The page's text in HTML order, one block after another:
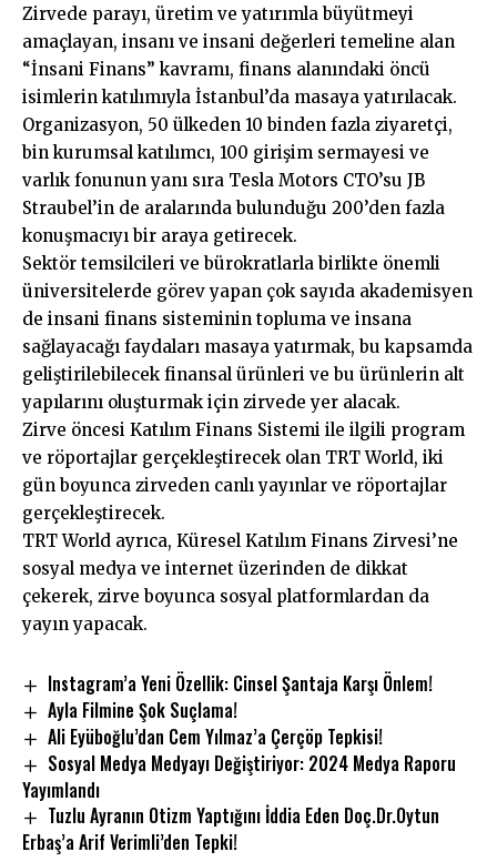
Zirvede parayı, üretim ve yatırımla büyütmeyi
amaçlayan, insanı ve insani değerleri temeline alan
“İnsani Finans” kavramı, finans alanındaki öncü
isimlerin katılımıyla İstanbul’da masaya yatırılacak.
Organizasyon, 50 ülkeden 10 binden fazla ziyaretçi,
bin kurumsal katılımcı, 100 girişim sermayesi ve
varlık fonunun yanı sıra Tesla Motors CTO’su JB
Straubel’in de aralarında bulunduğu 200’den fazla
konuşmacıyı bir araya getirecek.
Sektör temsilcileri ve bürokratlarla birlikte önemli
üniversitelerde görev yapan çok sayıda akademisyen
de insani finans sisteminin topluma ve insana
sağlayacağı faydaları masaya yatırmak, bu kapsamda
geliştirilebilecek finansal ürünleri ve bu ürünlerin alt
yapılarını oluşturmak için zirvede yer alacak.
Zirve öncesi Katılım Finans Sistemi ile ilgili program
ve röportajlar​​ gerçekleştirecek olan TRT World, iki
gün boyunca zirveden canlı yayınlar ve röportajlar
gerçekleştirecek.
TRT World ayrıca, Küresel Katılım Finans Zirvesi’ne
sosyal medya ve internet üzerinden de dikkat
çekerek, zirve boyunca sosyal platformlardan da
yayın yapacak.
Instagram’a Yeni Özellik: Cinsel Şantaja Karşı Önlem!
Ayla Filmine Şok Suçlama!
Ali Eyüboğlu’dan Cem Yılmaz’a Çerçöp Tepkisi!
Sosyal Medya Medyayı Değiştiriyor: 2024 Medya Raporu
Yayımlandı
Tuzlu Ayranın Otizm Yaptığını İddia Eden Doç.Dr.Oytun
Erbaş’a Arif Verimli’den Tepki!